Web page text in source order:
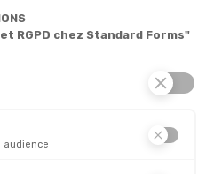
RGPD chez Standard Forms"
audience